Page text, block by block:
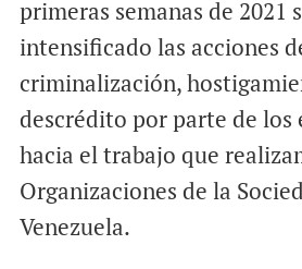
primeras semanas de 2021
intensificado las acciones
criminalización,
descrédito por parte de los
hacia el trabajo que
Organizaciones de la
Venezuela.